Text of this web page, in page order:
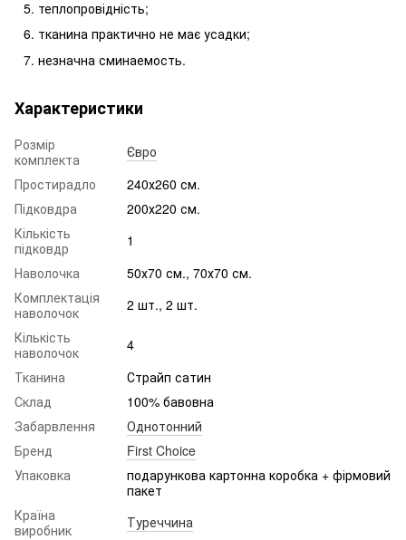
теплопровідність;
тканина практично не має усадки;
незначна сминаемость.
Характеристики
Розмір
комплекта
Євро
Простирадло
240х260 см.
Підковдра
200х220 см.
Кількість
підковдр
1
Наволочка
50х70 см., 70х70 см.
Комплектація
наволочок
2 шт., 2 шт.
Кількість
наволочок
4
Тканина
Страйп сатин
Склад
100% бавовна
Забарвлення
Однотонний
Бренд
First Choice
Упаковка
подарункова картонна коробка + фірмовий
пакет
Країна
виробник
Туреччина